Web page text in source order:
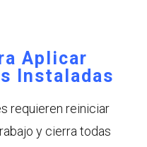
Aplicar
Instaladas
requieren reiniciar
y cierra todas